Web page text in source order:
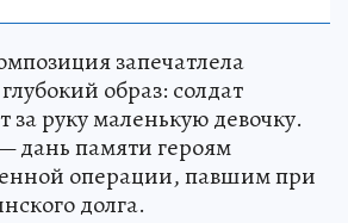
запечатлела
образ: солдат
руку маленькую девочку.
дань памяти героям
операции, павшим при
долга.